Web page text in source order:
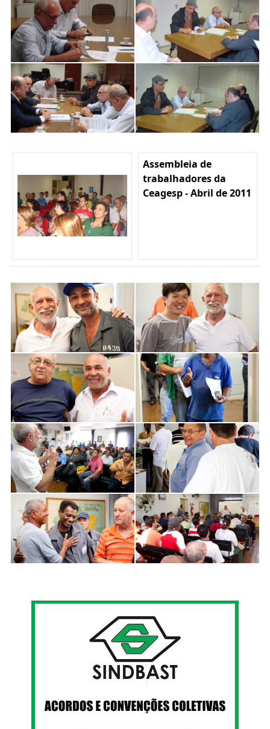
Assembleia de
trabalhadores da
Ceagesp - Abril de 2011